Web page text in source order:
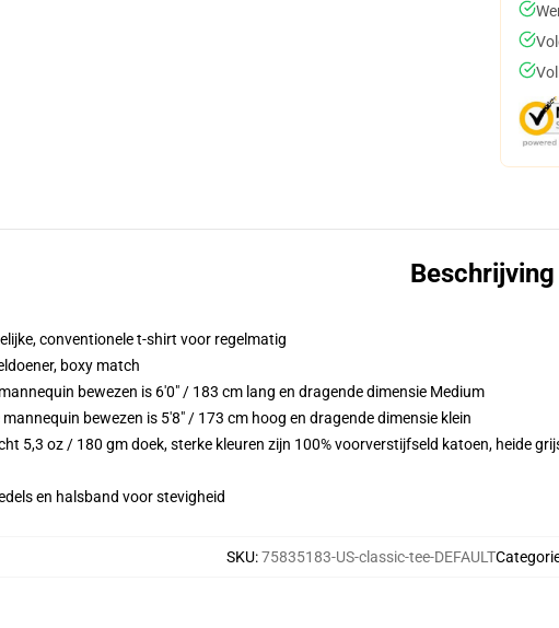
Beschrijving
conventionele t-shirt voor regelmatig
boxy match
bewezen is 6'0" / 183 cm lang en dragende dimensie Medium
bewezen is 5'8" / 173 cm hoog en dragende dimensie klein
5,3 oz / 180 gm doek, sterke kleuren zijn 100% voorverstijfseld katoen, heide
en halsband voor stevigheid
SKU:75835183-US-classic-tee-DEFAULT